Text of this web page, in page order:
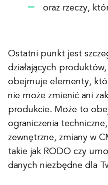
oraz rzeczy,
Ostatni punkt jest
działających
obejmuje elementy,
nie może zmienić ani
produkcie. Może to
ograniczenia
zewnętrzne, zmiany w
takie jak RODO czy
danych niezbędne dla